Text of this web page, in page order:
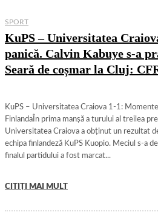
SPORT
KuPS – Universitatea
panică. Calvin Kabuye s-a
Seară de coșmar la Cluj:
KuPS – Universitatea Craiova 1-1:
FinlandaÎn prima manșă a turului al treilea
Universitatea Craiova a obținut un rezultat
echipa finlandeză KuPS Kuopio. Meciul s-a
finalul partidului a fost marcat...
CITIȚI MAI MULT